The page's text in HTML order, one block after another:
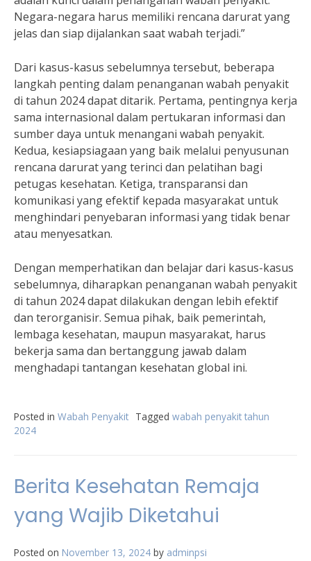
Negara-negara harus memiliki rencana darurat yang
jelas dan siap dijalankan saat wabah terjadi.”
Dari kasus-kasus sebelumnya tersebut, beberapa
langkah penting dalam penanganan wabah penyakit
di tahun 2024 dapat ditarik. Pertama, pentingnya kerja
sama internasional dalam pertukaran informasi dan
sumber daya untuk menangani wabah penyakit.
Kedua, kesiapsiagaan yang baik melalui penyusunan
rencana darurat yang terinci dan pelatihan bagi
petugas kesehatan. Ketiga, transparansi dan
komunikasi yang efektif kepada masyarakat untuk
menghindari penyebaran informasi yang tidak benar
atau menyesatkan.
Dengan memperhatikan dan belajar dari kasus-kasus
sebelumnya, diharapkan penanganan wabah penyakit
di tahun 2024 dapat dilakukan dengan lebih efektif
dan terorganisir. Semua pihak, baik pemerintah,
lembaga kesehatan, maupun masyarakat, harus
bekerja sama dan bertanggung jawab dalam
menghadapi tantangan kesehatan global ini.
Posted in Wabah Penyakit Tagged wabah penyakit tahun
2024
Berita Kesehatan Remaja
yang Wajib Diketahui
Posted on November 13, 2024 by adminpsi